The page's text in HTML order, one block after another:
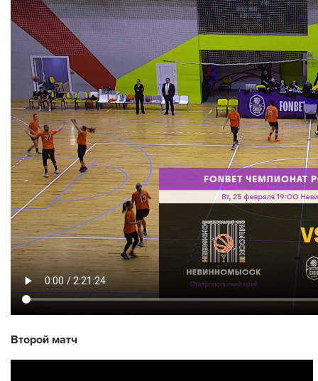
Второй матч